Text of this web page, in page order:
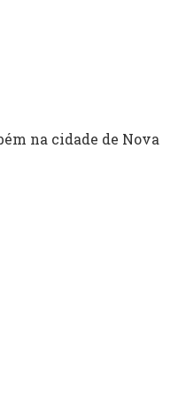
na cidade de Nova